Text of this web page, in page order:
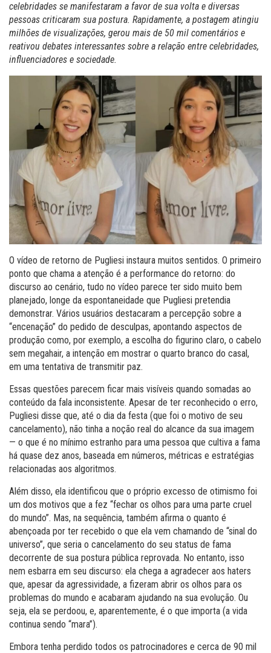
celebridades se manifestaram a favor de sua volta e diversas
pessoas criticaram sua postura. Rapidamente, a postagem atingiu
milhões de visualizações, gerou mais de 50 mil comentários e
reativou debates interessantes sobre a relação entre celebridades,
influenciadores e sociedade.
O vídeo de retorno de Pugliesi instaura muitos sentidos. O primeiro
ponto que chama a atenção é a performance do retorno: do
discurso ao cenário, tudo no vídeo parece ter sido muito bem
planejado, longe da espontaneidade que Pugliesi pretendia
demonstrar. Vários usuários destacaram a percepção sobre a
“encenação” do pedido de desculpas, apontando aspectos de
produção como, por exemplo, a escolha do figurino claro, o cabelo
sem megahair, a intenção em mostrar o quarto branco do casal,
em uma tentativa de transmitir paz.
Essas questões parecem ficar mais visíveis quando somadas ao
conteúdo da fala inconsistente. Apesar de ter reconhecido o erro,
Pugliesi disse que, até o dia da festa (que foi o motivo de seu
cancelamento), não tinha a noção real do alcance da sua imagem
— o que é no mínimo estranho para uma pessoa que cultiva a fama
há quase dez anos, baseada em números, métricas e estratégias
relacionadas aos algoritmos.
Além disso, ela identificou que o próprio excesso de otimismo foi
um dos motivos que a fez “fechar os olhos para uma parte cruel
do mundo”. Mas, na sequência, também afirma o quanto é
abençoada por ter recebido o que ela vem chamando de “sinal do
universo”, que seria o cancelamento do seu status de fama
decorrente de sua postura pública reprovada. No entanto, isso
nem esbarra em seu discurso: ela chega a agradecer aos haters
que, apesar da agressividade, a fizeram abrir os olhos para os
problemas do mundo e acabaram ajudando na sua evolução. Ou
seja, ela se perdoou, e, aparentemente, é o que importa (a vida
continua sendo “mara”).
Embora tenha perdido todos os patrocinadores e cerca de 90 mil